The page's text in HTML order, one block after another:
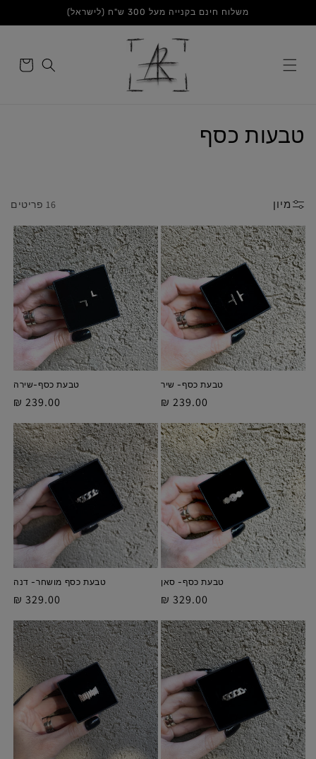
משלוח חינם בקנייה מעל 300 ש"ח (לישראל)
הקניות
ק
צ
י
ה
:
טבעות כסף
מיון 16 פריטים
טבעת כסף- שיר
מחיר
239.00 ₪
טבעת כסף-שירה
מחיר
239.00 ₪
טבעת כסף- סאן
מחיר
329.00 ₪
טבעת כסף מושחר- דנה
מחיר
329.00 ₪